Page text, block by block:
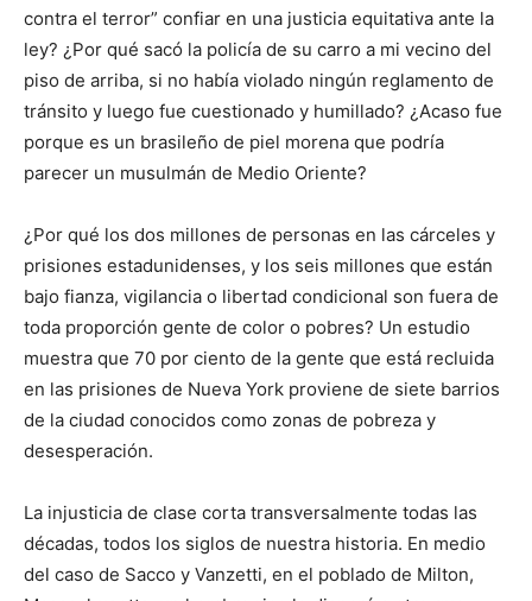
contra el terror” confiar en una justicia equitativa ante la
ley? ¿Por qué sacó la policía de su carro a mi vecino del
piso de arriba, si no había violado ningún reglamento de
tránsito y luego fue cuestionado y humillado? ¿Acaso fue
porque es un brasileño de piel morena que podría
parecer un musulmán de Medio Oriente?
¿Por qué los dos millones de personas en las cárceles y
prisiones estadunidenses, y los seis millones que están
bajo fianza, vigilancia o libertad condicional son fuera de
toda proporción gente de color o pobres? Un estudio
muestra que 70 por ciento de la gente que está recluida
en las prisiones de Nueva York proviene de siete barrios
de la ciudad conocidos como zonas de pobreza y
desesperación.
La injusticia de clase corta transversalmente todas las
décadas, todos los siglos de nuestra historia. En medio
del caso de Sacco y Vanzetti, en el poblado de Milton,